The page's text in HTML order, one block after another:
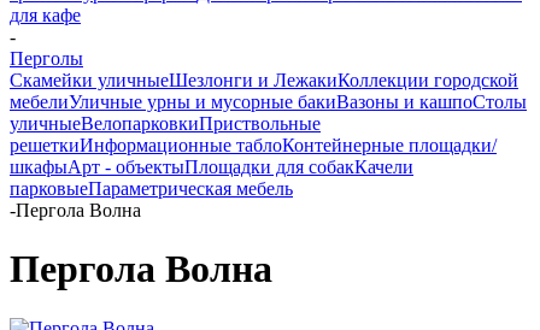
для кафе
-
Перголы
Скамейки уличныеШезлонги и ЛежакиКоллекции городской
мебелиУличные урны и мусорные бакиВазоны и кашпоСтолы
уличныеВелопарковкиПриствольные
решеткиИнформационные таблоКонтейнерные площадки/
шкафыАрт - объектыПлощадки для собакКачели
парковыеПараметрическая мебель
-Пергола Волна
Пергола Волна